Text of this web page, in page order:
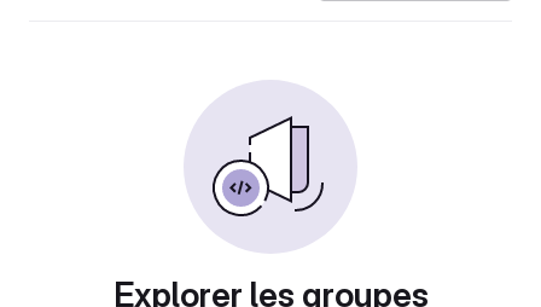
Explorer les groupes